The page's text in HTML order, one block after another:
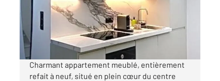
Appartement F2 à louer
880 €
par mois charges comprises
Charmant appartement meublé, entièrement
refait à neuf, situé en plein cœur du centre